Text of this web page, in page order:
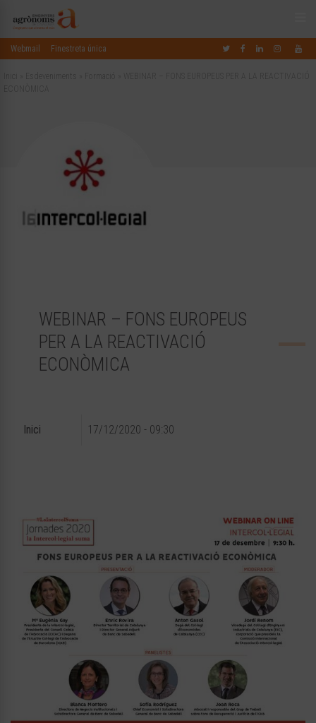
Webmail Finestreta única
WEBINAR – FONS EUROPEUS
PER A LA REACTIVACIÓ
ECONÒMICA
Inici 17/12/2020 - 09:30